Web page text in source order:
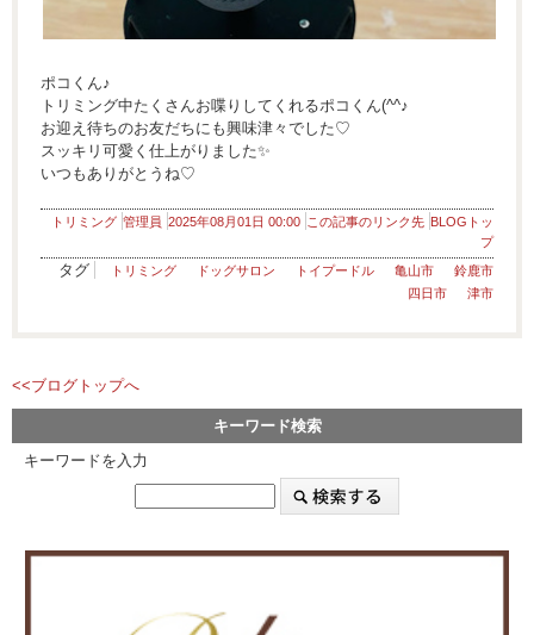
ポコくん♪
トリミング中たくさんお喋りしてくれるポコくん(^^♪
お迎え待ちのお友だちにも興味津々でした♡
スッキリ可愛く仕上がりました✨
いつもありがとうね♡
トリミング 管理員 2025年08月01日 00:00 この記事のリンク先 BLOGトッ
プ
タグ トリミング ドッグサロン トイプードル 亀山市
鈴鹿市
四日市
津市
<<ブログトップへ
キーワード検索
キーワードを入力